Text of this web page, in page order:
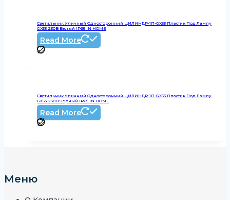
Светильник Уличный Односторонний ЦИЛИНДР-1П-GX53 Пластик Под Лампу
GX53 230B Белый IP65 IN HOME
Read More
Светильник Уличный Односторонний ЦИЛИНДР-1П-GX53 Пластик Под Лампу
GX53 230B Черный IP65 IN HOME
Read More
Меню